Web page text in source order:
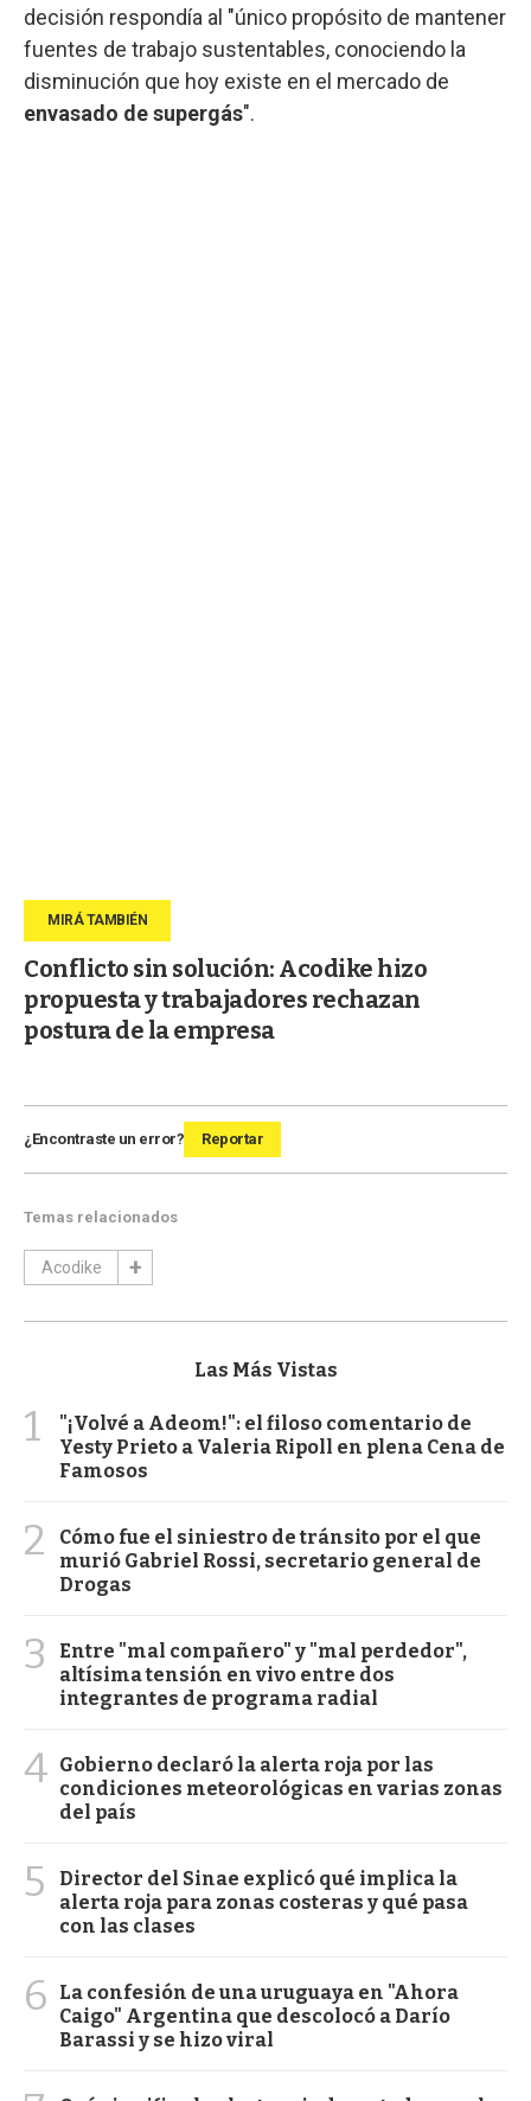
decisión respondía al "único propósito de mantener
fuentes de trabajo sustentables, conociendo la
disminución que hoy existe en el mercado de
envasado de supergás".
Conflicto sin solución: Acodike hizo
propuesta y trabajadores rechazan
postura de la empresa
¿Encontraste un error? Reportar
Temas relacionados
Acodike
Las Más Vistas
1
"¡Volvé a Adeom!": el filoso comentario de
Yesty Prieto a Valeria Ripoll en plena Cena de
Famosos
2
Cómo fue el siniestro de tránsito por el que
murió Gabriel Rossi, secretario general de
Drogas
3
Entre "mal compañero" y "mal perdedor",
altísima tensión en vivo entre dos
integrantes de programa radial
4 Gobierno declaró la alerta roja por las
condiciones meteorológicas en varias zonas
del país
5
Director del Sinae explicó qué implica la
alerta roja para zonas costeras y qué pasa
con las clases
6
La confesión de una uruguaya en "Ahora
Caigo" Argentina que descolocó a Darío
Barassi y se hizo viral